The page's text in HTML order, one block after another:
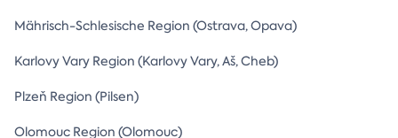
Mährisch-Schlesische Region (Ostrava, Opava)
Karlovy Vary Region (Karlovy Vary, Aš, Cheb)
Plzeň Region (Pilsen)
Olomouc Region (Olomouc)